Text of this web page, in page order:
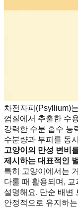
차전자피(Psyllium)
껍질에서 추출한 수
강력한 수분 흡수 능
수분량과 부피를 동
고양이의 만성 변비
제시하는 대표적인
특히 고양이에서는
다룰 때 활용되며,
설명해요. 단순 배변
안정적으로 유지하